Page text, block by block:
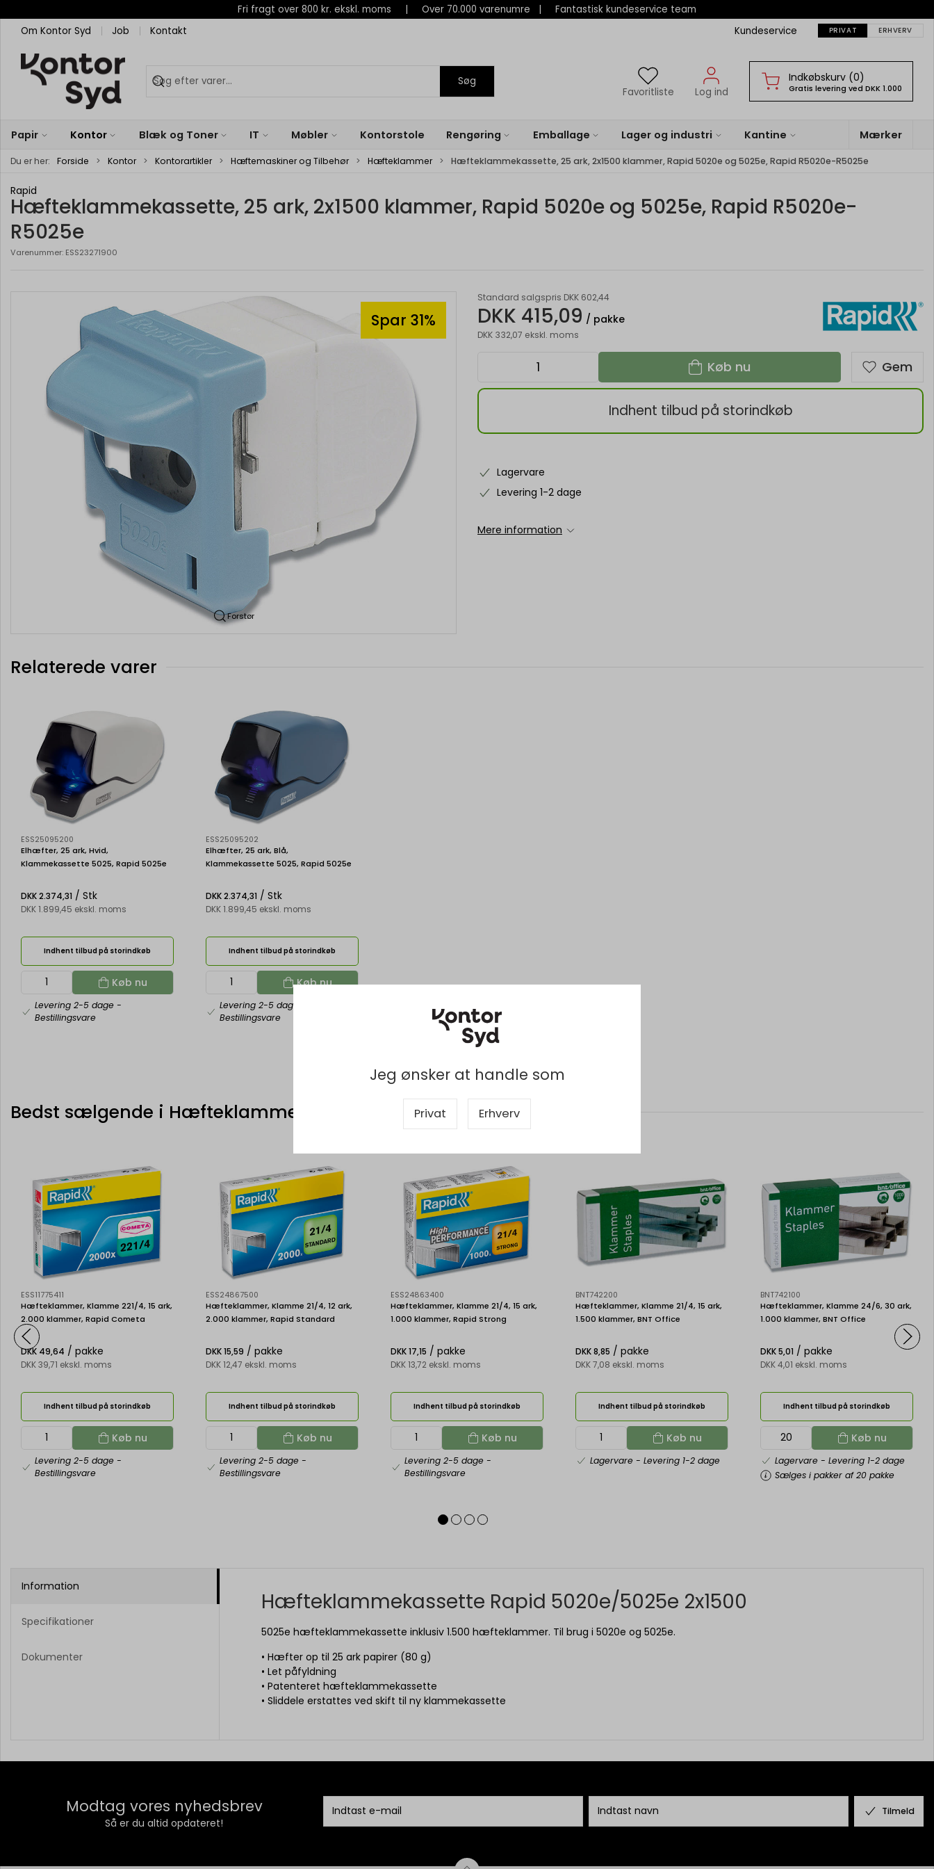
Fri fragt over 800 kr. ekskl. moms | Over 70.000 varenumre | Fantastisk kundeservice team
Om Kontor Syd
Job Kontakt Kundeservice PRIVAT ERHVERV
Søg
Favoritliste
Log ind
Indkøbskurv (0)
Gratis levering ved DKK 1.000
Papir Kontor Blæk og Toner IT Møbler Kontorstole Rengøring Emballage Lager og industri Kantine Mærker
Du er her: Forside Kontor Kontorartikler Hæftemaskiner og Tilbehør Hæfteklammer Hæfteklammekassette, 25 ark, 2x1500 klammer, Rapid 5020e og 5025e, Rapid R5020e-R5025e
Jeg ønsker at handle som
Privat Erhverv
Rapid
Hæfteklammekassette, 25 ark, 2x1500 klammer, Rapid 5020e og 5025e, Rapid R5020e-
R5025e
Varenummer: ESS23271900
Forstør
Spar 31%
Standard salgspris DKK 602,44
DKK 415,09 / pakke
DKK 332,07 ekskl. moms
Køb nu Gem
Indhent tilbud på storindkøb
Lagervare
Levering 1-2 dage
Mere information
Relaterede varer
ESS25095200
Elhæfter, 25 ark, Hvid,
Klammekassette 5025, Rapid 5025e
DKK 2.374,31 / Stk
DKK 1.899,45 ekskl. moms
Indhent tilbud på storindkøb
Køb nu
Levering 2-5 dage-
Bestillingsvare
ESS25095202
Elhæfter, 25 ark, Blå,
Klammekassette 5025, Rapid 5025e
DKK 2.374,31 / Stk
DKK 1.899,45 ekskl. moms
Indhent tilbud på storindkøb
Køb nu
Levering 2-5 dage
Bestillingsvare
Bedst sælgende i Hæfteklammer
ESS11775411
Hæfteklammer, Klamme 221/4, 15 ark,
2.000 klammer, Rapid Cometa
DKK 49,64 / pakke
DKK 39,71 ekskl. moms
Indhent tilbud på storindkøb
Køb nu
Levering 2-5 dage-
Bestillingsvare
ESS24867500
Hæfteklammer, Klamme 21/4, 12 ark,
2.000 klammer, Rapid Standard
DKK 15,59 / pakke
DKK 12,47 ekskl. moms
Indhent tilbud på storindkøb
Køb nu
Levering 2-5 dage-
Bestillingsvare
ESS24863400
Hæfteklammer, Klamme 21/4, 15 ark,
1.000 klammer, Rapid Strong
DKK 17,15 / pakke
DKK 13,72 ekskl. moms
Indhent tilbud på storindkøb
Køb nu
Levering 2-5 dage-
Bestillingsvare
BNT742200
Hæfteklammer, Klamme 21/4, 15 ark,
1.500 klammer, BNT Office
DKK 8,85 / pakke
DKK 7,08 ekskl. moms
Indhent tilbud på storindkøb
Køb nu
Lagervare - Levering 1-2 dage
BNT742100
Hæfteklammer, Klamme 24/6, 30 ark,
1.000 klammer, BNT Office
DKK 5,01 / pakke
DKK 4,01 ekskl. moms
Indhent tilbud på storindkøb
Køb nu
Lagervare - Levering 1-2 dage
Sælges i pakker af 20 pakke
Information
Specifikationer
Dokumenter
Hæfteklammekassette Rapid 5020e/5025e 2x1500
5025e hæfteklammekassette inklusiv 1.500 hæfteklammer. Til brug i 5020e og 5025e.
• Hæfter op til 25 ark papirer (80 g)
• Let påfyldning
• Patenteret hæfteklammekassette
• Sliddele erstattes ved skift til ny klammekassette
Modtag vores nyhedsbrev
Så er du altid opdateret!
Tilmeld